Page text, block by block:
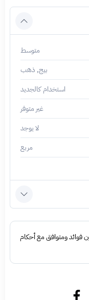
متوسط
بيج, ذهب
استخدام كالجديد
غير متوفر
لا يوجد
مربع
فوائد ومتوافق مع أحكام